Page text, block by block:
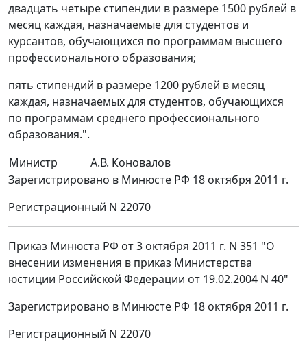
двадцать четыре стипендии в размере 1500 рублей в
месяц каждая, назначаемые для студентов и
курсантов, обучающихся по программам высшего
профессионального образования;
пять стипендий в размере 1200 рублей в месяц
каждая, назначаемых для студентов, обучающихся
по программам среднего профессионального
образования.".
Министр
А.В. Коновалов
Зарегистрировано в Минюсте РФ 18 октября 2011 г.
Регистрационный N 22070
Приказ Минюста РФ от 3 октября 2011 г. N 351 "О
внесении изменения в приказ Министерства
юстиции Российской Федерации от 19.02.2004 N 40"
Зарегистрировано в Минюсте РФ 18 октября 2011 г.
Регистрационный N 22070